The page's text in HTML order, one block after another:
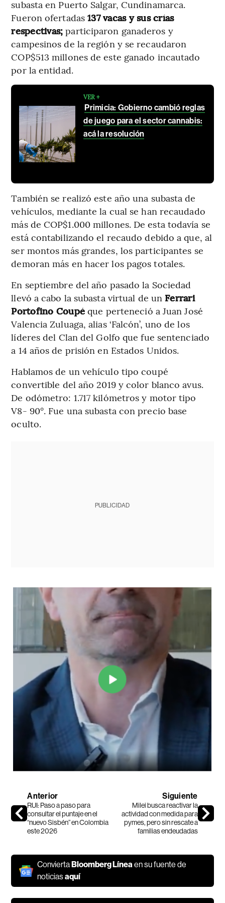
subasta en Puerto Salgar, Cundinamarca.
Fueron ofertadas 137 vacas y sus crías
respectivas; participaron ganaderos y
campesinos de la región y se recaudaron
COP$513 millones de este ganado incautado
por la entidad.
VER +
Primicia: Gobierno cambió reglas
de juego para el sector cannabis:
acá la resolución
También se realizó este año una subasta de
vehículos, mediante la cual se han recaudado
más de COP$1.000 millones. De esta todavía se
está contabilizando el recaudo debido a que, al
ser montos más grandes, los participantes se
demoran más en hacer los pagos totales.
En septiembre del año pasado la Sociedad
llevó a cabo la subasta virtual de un Ferrari
Portofino Coupéque perteneció a Juan José
Valencia Zuluaga, alias ‘Falcón’, uno de los
líderes del Clan del Golfo que fue sentenciado
a 14 años de prisión en Estados Unidos.
Hablamos de un vehículo tipo coupé
convertible del año 2019 y color blanco avus.
De odómetro: 1.717 kilómetros y motor tipo
V8- 90°. Fue una subasta con precio base
oculto.
PUBLICIDAD
Anterior
RUI: Paso a paso para
consultar el puntaje en el
“nuevo Sisbén” en Colombia
este 2026
Siguiente
Milei busca reactivar la
actividad con medida para
pymes, pero sin rescate a
familias endeudadas
Convierta Bloomberg Líneaen su fuente de
noticiasaquí